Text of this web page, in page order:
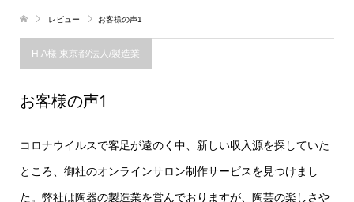
レビュー お客様の声1
H.A様 東京都/法人/製造業
お客様の声1
コロナウイルスで客足が遠のく中、新しい収入源を探していた
ところ、御社のオンラインサロン制作サービスを見つけまし
た。弊社は陶器の製造業を営んでおりますが、陶芸の楽しさや